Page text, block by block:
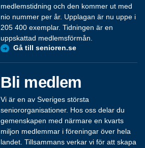
medlemstidning och den kommer ut med
nio nummer per år. Upplagan är nu uppe i
205 400 exemplar. Tidningen är en
uppskattad medlemsförmån.
Gå till senioren.se
Bli medlem
Vi är en av Sveriges största
seniororganisationer. Hos oss delar du
gemenskapen med närmare en kvarts
miljon medlemmar i föreningar över hela
landet. Tillsammans verkar vi för att skapa